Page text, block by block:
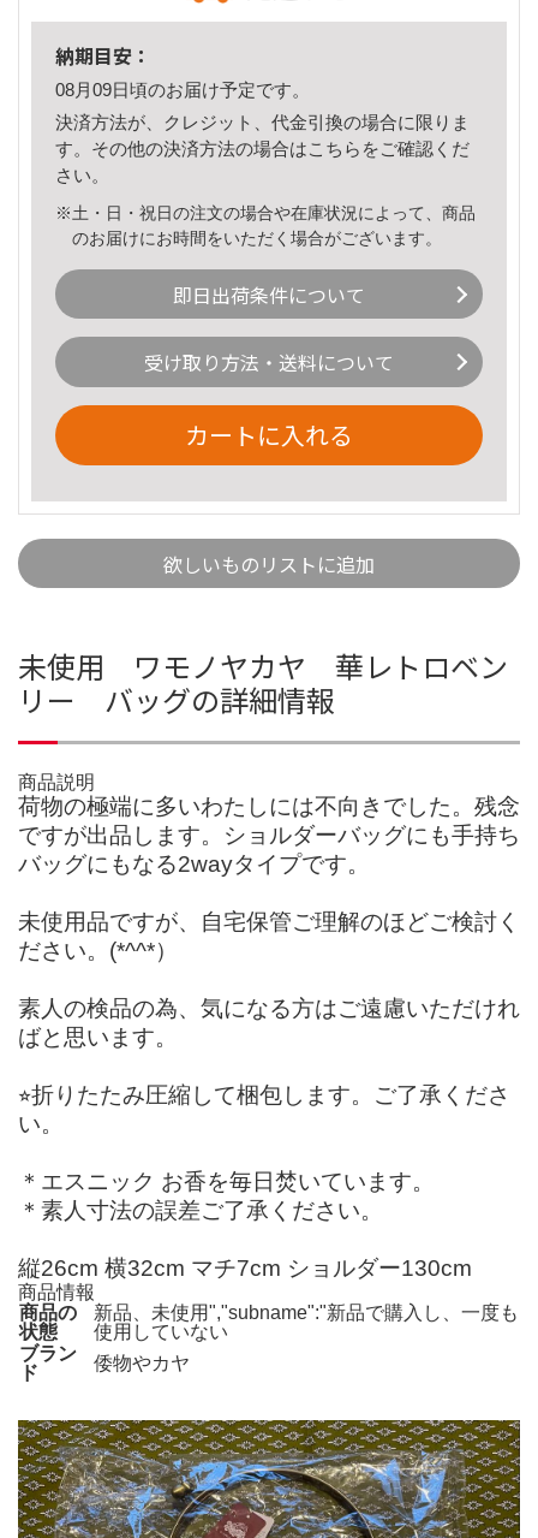
納期目安：
08月09日頃のお届け予定です。
決済方法が、クレジット、代金引換の場合に限りま
す。その他の決済方法の場合はこちら をご確認くだ
さい。
※土・日・祝日の注文の場合や在庫状況によって、商品
のお届けにお時間をいただく場合がございます。
即日出荷条件について
受け取り方法・送料について
カートに入れる
欲しいものリストに追加
未使用 ワモノヤカヤ 華レトロベン
リー バッグの詳細情報
商品説明
荷物の極端に多いわたしには不向きでした。残念
ですが出品します。ショルダーバッグにも手持ち
バッグにもなる2wayタイプです。
未使用品ですが、自宅保管ご理解のほどご検討く
ださい。(*^^*）
素人の検品の為、気になる方はご遠慮いただけれ
ばと思います。
⭐︎折りたたみ圧縮して梱包します。ご了承くださ
い。
＊エスニック お香を毎日焚いています。
＊素人寸法の誤差ご了承ください。
縦26cm 横32cm マチ7cm ショルダー130cm
商品情報
商品の
状態
新品、未使用","subname":"新品で購入し、一度も
使用していない
ブラン
ド
倭物やカヤ